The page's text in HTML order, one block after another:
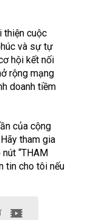
thiện cuộc
và sự tự
hội kết nối
rộng mạng
doanh tiềm
của cộng
tham gia
“THAM
tin cho tôi nếu